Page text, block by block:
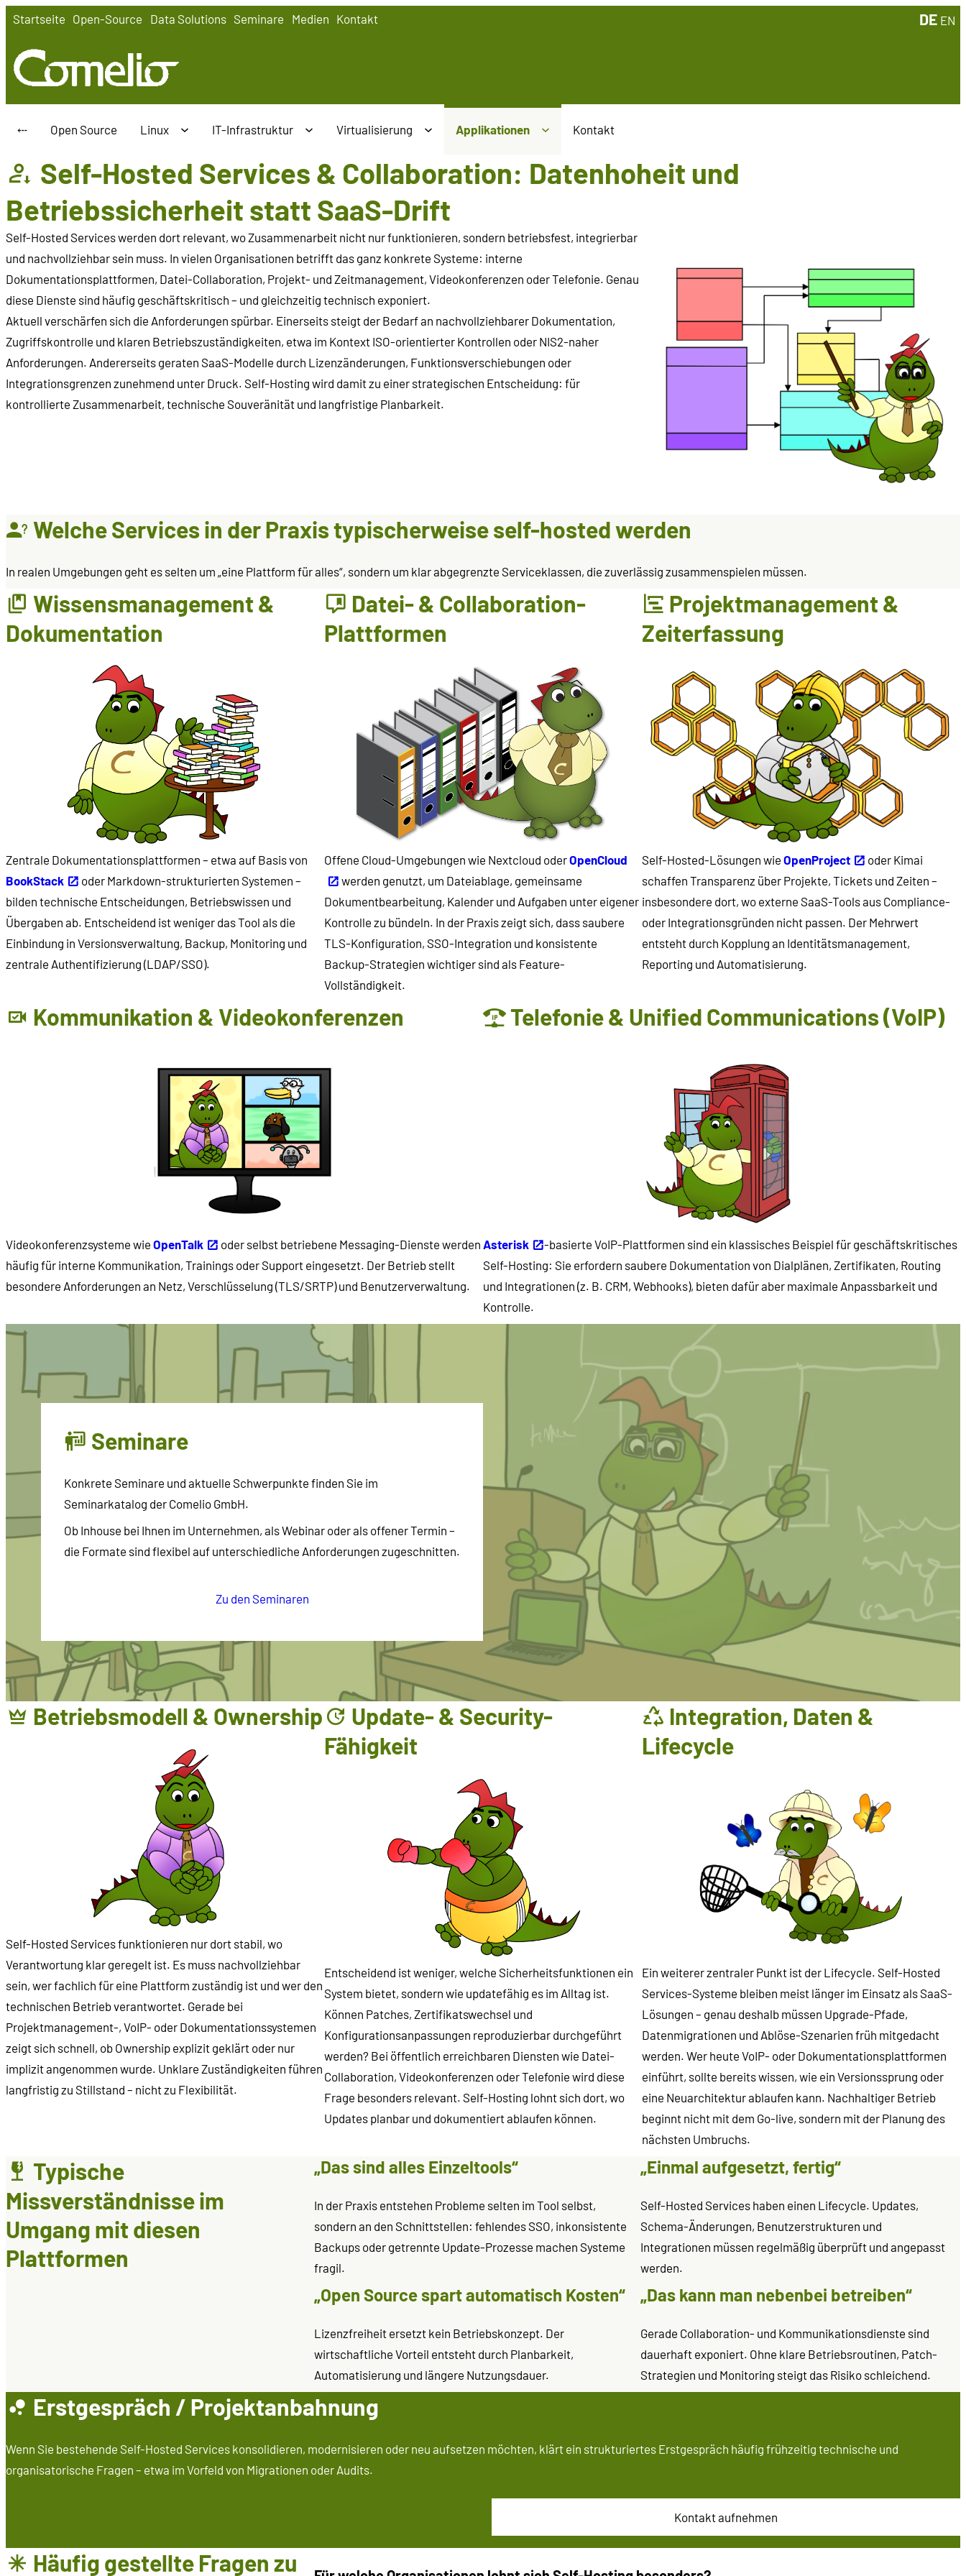
Zum
springen
Startseite Open-Source Data Solutions Seminare Medien Kontakt DE EN
⤎ Open Source Linux IT-Infrastruktur Virtualisierung Applikationen Kontakt
Self-Hosted Services & Collaboration: Datenhoheit und
Betriebssicherheit statt SaaS-Drift
Self-Hosted Services werden dort relevant, wo Zusammenarbeit nicht nur funktionieren, sondern betriebsfest, integrierbar
und nachvollziehbar sein muss. In vielen Organisationen betrifft das ganz konkrete Systeme: interne
Dokumentationsplattformen, Datei-Collaboration, Projekt- und Zeitmanagement, Videokonferenzen oder Telefonie. Genau
diese Dienste sind häufig geschäftskritisch – und gleichzeitig technisch exponiert.
Aktuell verschärfen sich die Anforderungen spürbar. Einerseits steigt der Bedarf an nachvollziehbarer Dokumentation,
Zugriffskontrolle und klaren Betriebszuständigkeiten, etwa im Kontext ISO-orientierter Kontrollen oder NIS2-naher
Anforderungen. Andererseits geraten SaaS-Modelle durch Lizenzänderungen, Funktionsverschiebungen oder
Integrationsgrenzen zunehmend unter Druck. Self-Hosting wird damit zu einer strategischen Entscheidung: für
kontrollierte Zusammenarbeit, technische Souveränität und langfristige Planbarkeit.
Welche Services in der Praxis typischerweise self-hosted werden
In realen Umgebungen geht es selten um „eine Plattform für alles“, sondern um klar abgegrenzte Serviceklassen, die zuverlässig zusammenspielen müssen.
Wissensmanagement &
Dokumentation
Zentrale Dokumentationsplattformen – etwa auf Basis von
BookStack
oder Markdown-strukturierten Systemen –
bilden technische Entscheidungen, Betriebswissen und
Übergaben ab. Entscheidend ist weniger das Tool als die
Einbindung in Versionsverwaltung, Backup, Monitoring und
zentrale Authentifizierung (LDAP/SSO).
Datei- & Collaboration-
Plattformen
Offene Cloud-Umgebungen wie Nextcloud oderOpenCloud
werden genutzt, um Dateiablage, gemeinsame
Dokumentbearbeitung, Kalender und Aufgaben unter eigener
Kontrolle zu bündeln. In der Praxis zeigt sich, dass saubere
TLS-Konfiguration, SSO-Integration und konsistente
Backup-Strategien wichtiger sind als Feature-
Vollständigkeit.
Projektmanagement &
Zeiterfassung
Self-Hosted-Lösungen wieOpenProject
oder Kimai
schaffen Transparenz über Projekte, Tickets und Zeiten –
insbesondere dort, wo externe SaaS-Tools aus Compliance-
oder Integrationsgründen nicht passen. Der Mehrwert
entsteht durch Kopplung an Identitätsmanagement,
Reporting und Automatisierung.
Kommunikation & Videokonferenzen
Videokonferenzsysteme wie OpenTalk
oder selbst betriebene Messaging-Dienste werden
häufig für interne Kommunikation, Trainings oder Support eingesetzt. Der Betrieb stellt
besondere Anforderungen an Netz, Verschlüsselung (TLS/SRTP) und Benutzerverwaltung.
Telefonie & Unified Communications (VoIP)
Asterisk
-basierte VoIP-Plattformen sind ein klassisches Beispiel für geschäftskritisches
Self-Hosting: Sie erfordern saubere Dokumentation von Dialplänen, Zertifikaten, Routing
und Integrationen (z. B. CRM, Webhooks), bieten dafür aber maximale Anpassbarkeit und
Kontrolle.
Seminare
Konkrete Seminare und aktuelle Schwerpunkte finden Sie im
Seminarkatalog der Comelio GmbH.
Ob Inhouse bei Ihnen im Unternehmen, als Webinar oder als offener Termin –
die Formate sind flexibel auf unterschiedliche Anforderungen zugeschnitten.
Zu den Seminaren
Betriebsmodell & Ownership
Self-Hosted Services funktionieren nur dort stabil, wo
Verantwortung klar geregelt ist. Es muss nachvollziehbar
sein, wer fachlich für eine Plattform zuständig ist und wer den
technischen Betrieb verantwortet. Gerade bei
Projektmanagement-, VoIP- oder Dokumentationssystemen
zeigt sich schnell, ob Ownership explizit geklärt oder nur
implizit angenommen wurde. Unklare Zuständigkeiten führen
langfristig zu Stillstand – nicht zu Flexibilität.
Update- & Security-
Fähigkeit
Entscheidend ist weniger, welche Sicherheitsfunktionen ein
System bietet, sondern wie updatefähig es im Alltag ist.
Können Patches, Zertifikatswechsel und
Konfigurationsanpassungen reproduzierbar durchgeführt
werden? Bei öffentlich erreichbaren Diensten wie Datei-
Collaboration, Videokonferenzen oder Telefonie wird diese
Frage besonders relevant. Self-Hosting lohnt sich dort, wo
Updates planbar und dokumentiert ablaufen können.
Integration, Daten &
Lifecycle
Ein weiterer zentraler Punkt ist der Lifecycle. Self-Hosted
Services-Systeme bleiben meist länger im Einsatz als SaaS-
Lösungen – genau deshalb müssen Upgrade-Pfade,
Datenmigrationen und Ablöse-Szenarien früh mitgedacht
werden. Wer heute VoIP- oder Dokumentationsplattformen
einführt, sollte bereits wissen, wie ein Versionssprung oder
eine Neuarchitektur ablaufen kann. Nachhaltiger Betrieb
beginnt nicht mit dem Go-live, sondern mit der Planung des
nächsten Umbruchs.
Typische
Missverständnisse im
Umgang mit diesen
Plattformen
„Das sind alles Einzeltools“
In der Praxis entstehen Probleme selten im Tool selbst,
sondern an den Schnittstellen: fehlendes SSO, inkonsistente
Backups oder getrennte Update-Prozesse machen Systeme
fragil.
„Einmal aufgesetzt, fertig“
Self-Hosted Services haben einen Lifecycle. Updates,
Schema-Änderungen, Benutzerstrukturen und
Integrationen müssen regelmäßig überprüft und angepasst
werden.
„Open Source spart automatisch Kosten“
Lizenzfreiheit ersetzt kein Betriebskonzept. Der
wirtschaftliche Vorteil entsteht durch Planbarkeit,
Automatisierung und längere Nutzungsdauer.
„Das kann man nebenbei betreiben“
Gerade Collaboration- und Kommunikationsdienste sind
dauerhaft exponiert. Ohne klare Betriebsroutinen, Patch-
Strategien und Monitoring steigt das Risiko schleichend.
Erstgespräch / Projektanbahnung
Wenn Sie bestehende Self-Hosted Services konsolidieren, modernisieren oder neu aufsetzen möchten, klärt ein strukturiertes Erstgespräch häufig frühzeitig technische und
organisatorische Fragen – etwa im Vorfeld von Migrationen oder Audits.
Kontakt aufnehmen
Häufig gestellte Fragen zu